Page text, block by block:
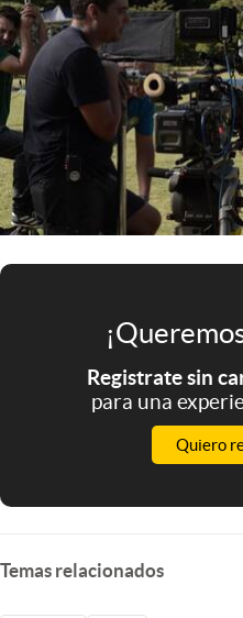
Clima
Mundial 2026
Eventos Corporativos
El Cronista Studio
Mediakit
abre en nueva pestaña
Registrate sin
para una
Quiero
Temas relacionados